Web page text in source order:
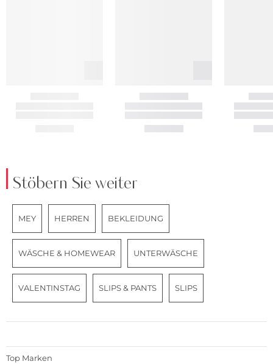
Stöbern Sie weiter
MEY HERREN BEKLEIDUNG
WÄSCHE & HOMEWEAR UNTERWÄSCHE
VALENTINSTAG SLIPS & PANTS SLIPS
Top Marken